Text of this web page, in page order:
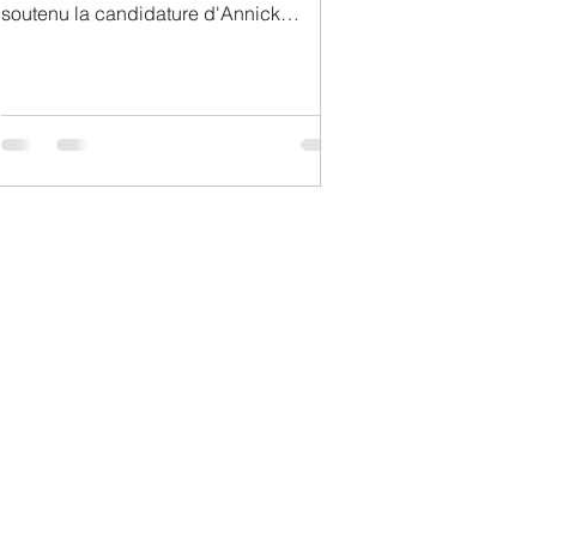
soutenu la candidature d'Annick